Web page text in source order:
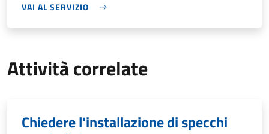
VAI AL SERVIZIO
Attività correlate
Chiedere l'installazione di specchi